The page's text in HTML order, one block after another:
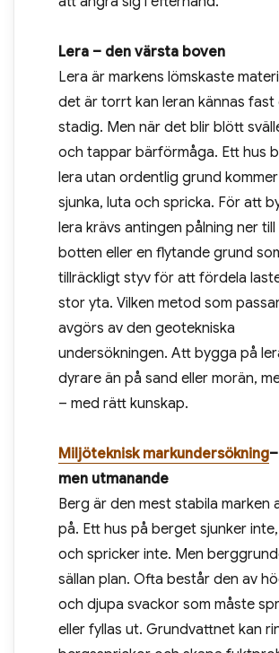
Lera – den värsta boven
Lera är markens lömskaste
det är torrt kan leran kännas fast
stadig. Men när det blir blött
och tappar bärförmåga. Ett hus
lera utan ordentlig grund
sjunka, luta och spricka. För att
lera krävs antingen pålning ner
botten eller en flytande grund
tillräckligt styv för att fördela
stor yta. Vilken metod som
avgörs av den geotekniska
undersökningen. Att bygga på
dyrare än på sand eller morän,
– med rätt kunskap.
Miljöteknisk markundersökning
men utmanande
Berg är den mest stabila marken
på. Ett hus på berget sjunker
och spricker inte. Men
sällan plan. Ofta består den av
och djupa svackor som måste
eller fyllas ut. Grundvattnet kan